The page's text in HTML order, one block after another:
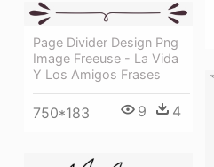
Page Divider Design Png
Image Freeuse - La Vida
Y Los Amigos Frases
750*183 9 4